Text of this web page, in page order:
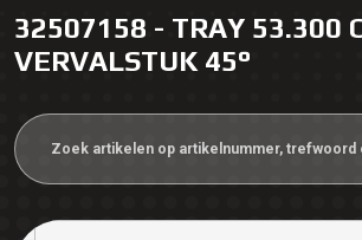
32507158 - TRAY 53.300
VERVALSTUK 45°